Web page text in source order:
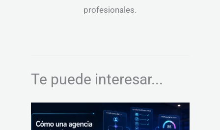
profesionales.
Te puede interesar...